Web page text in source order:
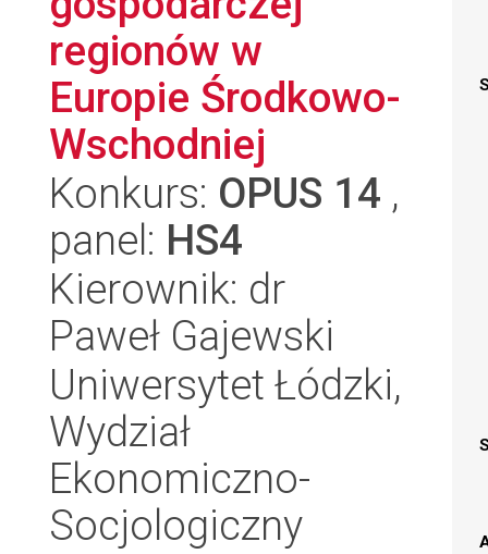
regionów w
Europie Środkowo-
Wschodniej
Konkurs: OPUS 14 ,
panel: HS4
Kierownik: dr
Paweł Gajewski
Uniwersytet Łódzki,
Wydział
Ekonomiczno-
Socjologiczny